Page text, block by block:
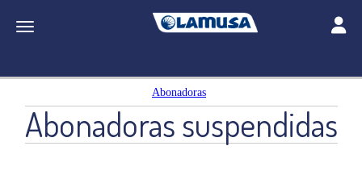
Toggle navigation
Abonadoras
Abonadoras suspendidas